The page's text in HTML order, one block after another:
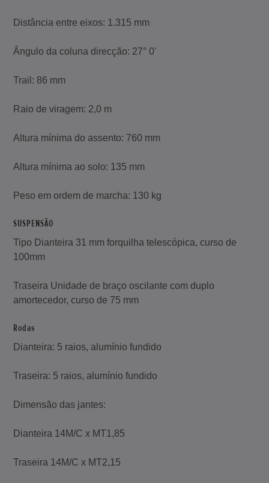
Distância entre eixos: 1.315 mm
Ângulo da coluna direcção: 27° 0'
Trail: 86 mm
Raio de viragem: 2,0 m
Altura mínima do assento: 760 mm
Altura mínima ao solo: 135 mm
Peso em ordem de marcha: 130 kg
SUSPENSÃO
Tipo Dianteira 31 mm forquilha telescópica, curso de
100mm
Traseira Unidade de braço oscilante com duplo
amortecedor, curso de 75 mm
Rodas
Dianteira: 5 raios, alumínio fundido
Traseira: 5 raios, alumínio fundido
Dimensão das jantes:
Dianteira 14M/C x MT1,85
Traseira 14M/C x MT2,15